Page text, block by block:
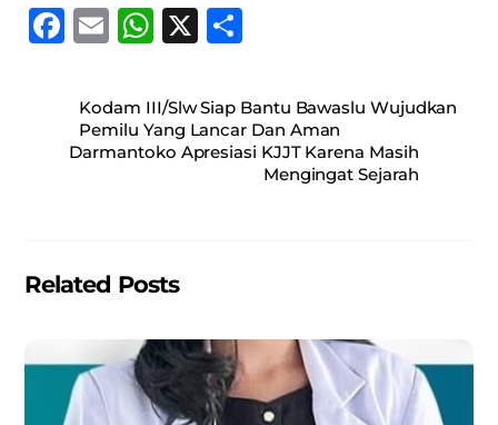
F
c
e
b
k
E
ai
l
W
at
s
A
X
ar
e
Kodam III/Slw Siap Bantu Bawaslu Wujudkan
Pemilu Yang Lancar Dan Aman
Darmantoko Apresiasi KJJT Karena Masih
Mengingat Sejarah
Related Posts